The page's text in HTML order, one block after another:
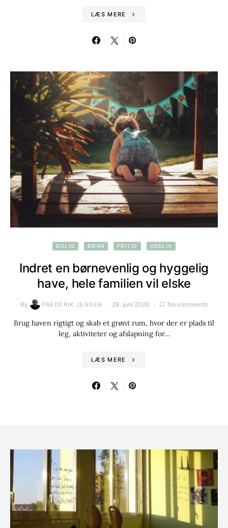
LÆS MERE
BOLIG BØRN FRITID UDELIV
Indret en børnevenlig og hyggelig
have, hele familien vil elske
By FREDERIK JENSEN 28. juni 2020 No comments
Brug haven rigtigt og skab et grønt rum, hvor der er plads til
leg, aktiviteter og afslapning for…
LÆS MERE